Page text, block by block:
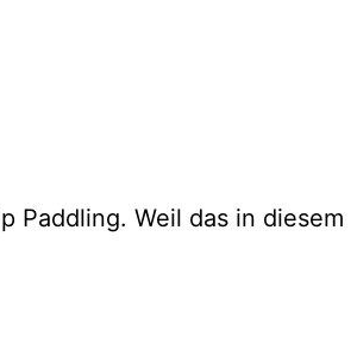
Paddling. Weil das in diesem